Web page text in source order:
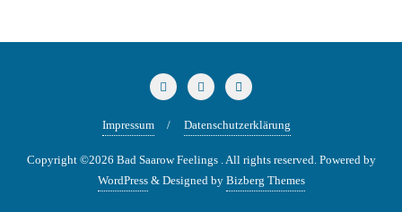
Impressum Datenschutzerklärung
Copyright ©2026 Bad Saarow Feelings . All rights reserved. Powered by
WordPress & Designed by Bizberg Themes